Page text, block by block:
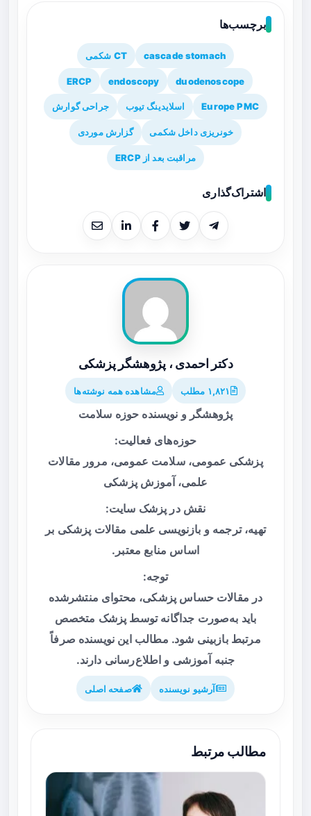
برچسب‌ها
cascade stomach CT شکمی
duodenoscope
endoscopy
ERCP
Europe PMC اسلایدینگ تیوب جراحی گوارش
خونریزی داخل شکمی گزارش موردی
مراقبت بعد از ERCP
اشتراک‌گذاری
دکتر احمدی ، پژوهشگر پزشکی
۱,۸۲۱ مطلب مشاهده همه نوشته‌ها
پژوهشگر و نویسنده حوزه سلامت
حوزه‌های فعالیت:
پزشکی عمومی، سلامت عمومی، مرور مقالات
علمی، آموزش پزشکی
نقش در پزشک سایت:
تهیه، ترجمه و بازنویسی علمی مقالات پزشکی بر
اساس منابع معتبر.
توجه:
در مقالات حساس پزشکی، محتوای منتشرشده
باید به‌صورت جداگانه توسط پزشک متخصص
مرتبط بازبینی شود. مطالب این نویسنده صرفاً
جنبه آموزشی و اطلاع‌رسانی دارند.
آرشیو نویسنده صفحه اصلی
مطالب مرتبط